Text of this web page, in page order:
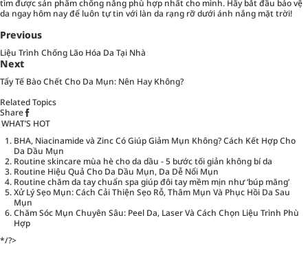
tìm được sản phẩm chống nắng phù hợp nhất cho mình. Hãy bắt đầu bảo vệ
da ngay hôm nay để luôn tự tin với làn da rạng rỡ dưới ánh nắng mặt trời!
Previous
Liệu Trình Chống Lão Hóa Da Tại Nhà
Next
Tẩy Tế Bào Chết Cho Da Mụn: Nên Hay Không?
Related Topics
Share
WHAT’S HOT
BHA, Niacinamide và Zinc Có Giúp Giảm Mụn Không? Cách Kết Hợp Cho
Da Dầu Mụn
Routine skincare mùa hè cho da dầu - 5 bước tối giản không bí da
Routine Hiệu Quả Cho Da Dầu Mụn, Da Dễ Nổi Mụn
Routine chăm da tay chuẩn spa giúp đôi tay mềm mịn như ‘búp măng’
Xử Lý Sẹo Mụn: Cách Cải Thiện Sẹo Rỗ, Thâm Mụn Và Phục Hồi Da Sau
Mụn
Chăm Sóc Mụn Chuyên Sâu: Peel Da, Laser Và Cách Chọn Liệu Trình Phù
Hợp
*/?>